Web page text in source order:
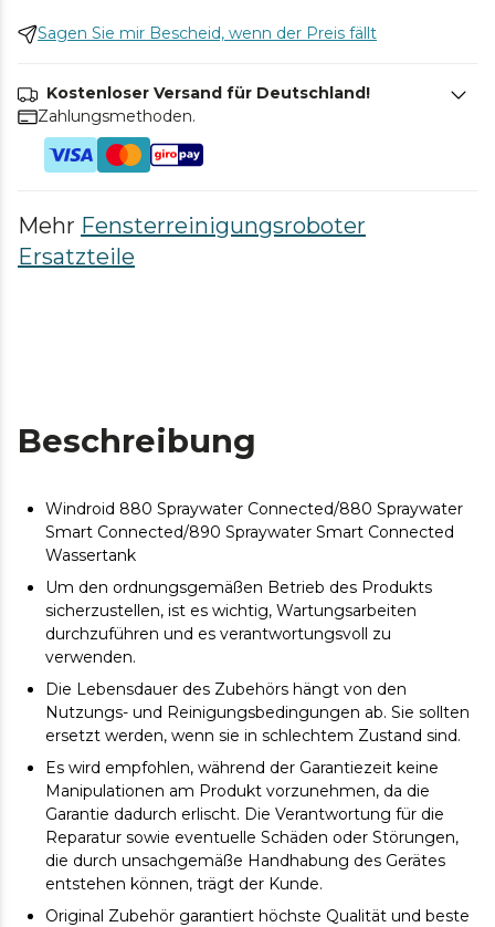
Sagen Sie mir Bescheid, wenn der Preis fällt
Kostenloser Versand für Deutschland!
Zahlungsmethoden.
Mehr Fensterreinigungsroboter
Ersatzteile
Beschreibung
Windroid 880 Spraywater Connected/880 Spraywater
Smart Connected/890 Spraywater Smart Connected
Wassertank
Um den ordnungsgemäßen Betrieb des Produkts
sicherzustellen, ist es wichtig, Wartungsarbeiten
durchzuführen und es verantwortungsvoll zu
verwenden.
Die Lebensdauer des Zubehörs hängt von den
Nutzungs- und Reinigungsbedingungen ab. Sie sollten
ersetzt werden, wenn sie in schlechtem Zustand sind.
Es wird empfohlen, während der Garantiezeit keine
Manipulationen am Produkt vorzunehmen, da die
Garantie dadurch erlischt. Die Verantwortung für die
Reparatur sowie eventuelle Schäden oder Störungen,
die durch unsachgemäße Handhabung des Gerätes
entstehen können, trägt der Kunde.
Original Zubehör garantiert höchste Qualität und beste